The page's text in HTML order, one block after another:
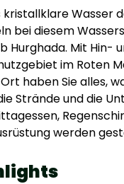
kristallklare Wasser
bei diesem
Hurghada. Mit Hin-
im Roten
haben Sie alles,
Strände und die
werden